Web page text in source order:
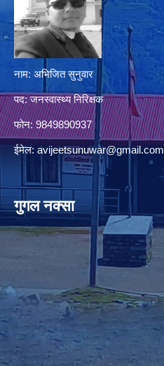
नाम: अभिजित सुनुवार
पद: जनस्वास्थ्य निरिक्षक
फोन: 9849890937
ईमेल: avijeetsunuwar@gmail.com
गुगल नक्सा